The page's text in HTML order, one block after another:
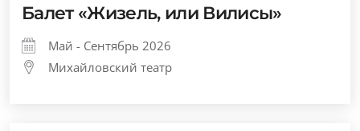
Балет «Жизель, или Вилисы»
Май - Сентябрь 2026
Михайловский театр